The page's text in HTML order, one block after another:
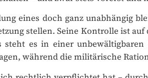
eines doch ganz unabhängig
stellen. Seine Kontrolle ist
steht es in einer
während die militärische
rechtlich verpflichtet hat –